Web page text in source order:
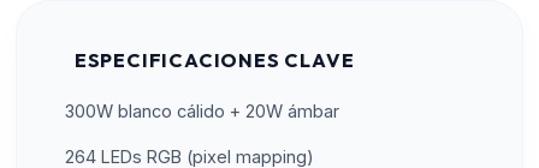
ESPECIFICACIONES CLAVE
300W blanco cálido + 20W ámbar
264 LEDs RGB (pixel mapping)